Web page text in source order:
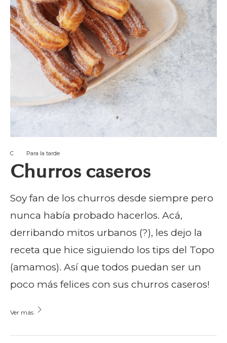
C Para la tarde
Churros caseros
Soy fan de los churros desde siempre pero
nunca había probado hacerlos. Acá,
derribando mitos urbanos (?), les dejo la
receta que hice siguiendo los tips del Topo
(amamos). Así que todos puedan ser un
poco más felices con sus churros caseros!
Ver más